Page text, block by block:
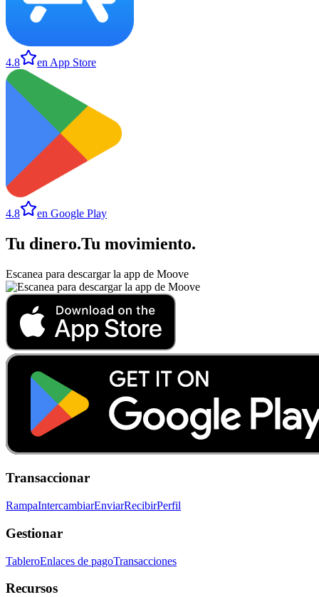
4.8 en App Store
4.8 en Google Play
Tu dinero.Tu movimiento.
Escanea para descargar la app de Moove
Transaccionar
RampaIntercambiarEnviarRecibirPerfil
Gestionar
TableroEnlaces de pagoTransacciones
Recursos